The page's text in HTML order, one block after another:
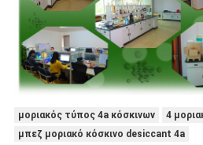
μοριακός τύπος 4a κόσκινων
4
μπεζ μοριακό κόσκινο desiccant 4a